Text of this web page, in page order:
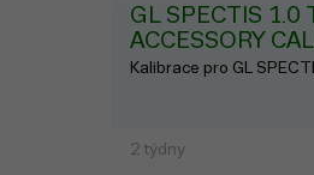
GL SPECTIS 1.0
ACCESSORY
Kalibrace pro GL
2 týdny